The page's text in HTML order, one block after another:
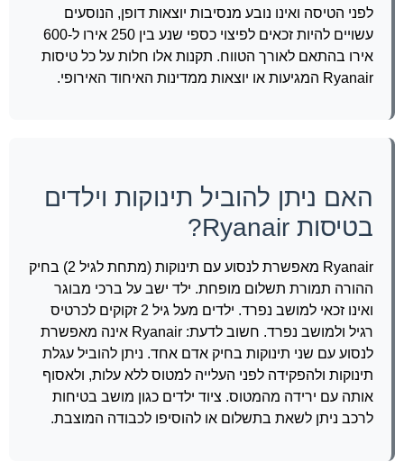
לפני הטיסה ואינו נובע מנסיבות יוצאות דופן, הנוסעים
עשויים להיות זכאים לפיצוי כספי שנע בין 250 אירו ל-600
אירו בהתאם לאורך הטווח. תקנות אלו חלות על כל טיסות
Ryanair המגיעות או יוצאות ממדינות האיחוד האירופי.
האם ניתן להוביל תינוקות וילדים
בטיסות Ryanair?
Ryanair מאפשרת לנסוע עם תינוקות (מתחת לגיל 2) בחיק
ההורה תמורת תשלום מופחת. ילד ישב על ברכי מבוגר
ואינו זכאי למושב נפרד. ילדים מעל גיל 2 זקוקים לכרטיס
רגיל ולמושב נפרד. חשוב לדעת: Ryanair אינה מאפשרת
לנסוע עם שני תינוקות בחיק אדם אחד. ניתן להוביל עגלת
תינוקות ולהפקידה לפני העלייה למטוס ללא עלות, ולאסוף
אותה עם ירידה מהמטוס. ציוד ילדים כגון מושב בטיחות
לרכב ניתן לשאת בתשלום או להוסיפו לכבודה המוצבת.